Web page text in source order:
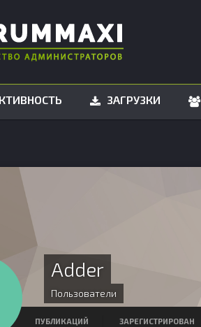
ЗАГРУЗКИ
Adder
Пользователи
ПУБЛИКАЦИЙ ЗАРЕГИСТРИРОВАН